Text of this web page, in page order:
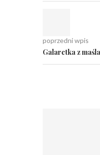
poprzedni wpis
Galaretka z